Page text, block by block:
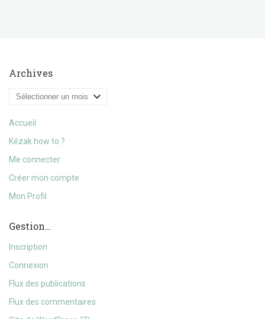
Archives
Archives
Accueil
Kézak how to ?
Me connecter
Créer mon compte
Mon Profil
Gestion…
Inscription
Connexion
Flux des publications
Flux des commentaires